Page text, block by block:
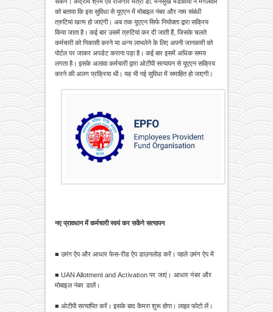
को बताया कि इस सुविधा से यूएएन में मोबाइल नंबर और नाम संबंधी
त्रुटियां खत्म हो जाएंगी। अब तक यूएएन सिर्फ नियोक्ता द्वारा सक्रिय
किया जाता है। कई बार उसमें त्रुटियां कर दी जाती हैं, जिसके चलते
कर्मचारी को निकासी करने या अन्य लाभलेने के लिए अपनी जानकारी को
पोर्टल पर जाकर अपडेट कराना पड़ा है। कई बार इसमें अधिक समय
लगता है। इसके अलावा कर्मचारी द्वारा ओटीपी सत्यापन से यूएएन सक्रिय
करने की अलग प्रक्रिया थी। यह भी नई सुविधा में समाहित हो जाएगी।
नए प्रावधान में कर्मचारी स्वयं कर सकेंगे सत्यापन
■ उमंग ऐप और आधार फेस-रीड ऐप डाउनलोड करें। पहले उमंग ऐप में
■ UAN Allotment and Activation पर जाएं। आधार नंबर और
मोबाइल नंबर डालें।
■ ओटीपी सत्यापित करें। इसके बाद कैमरा शुरू होगा। लाइव फोटो लें।